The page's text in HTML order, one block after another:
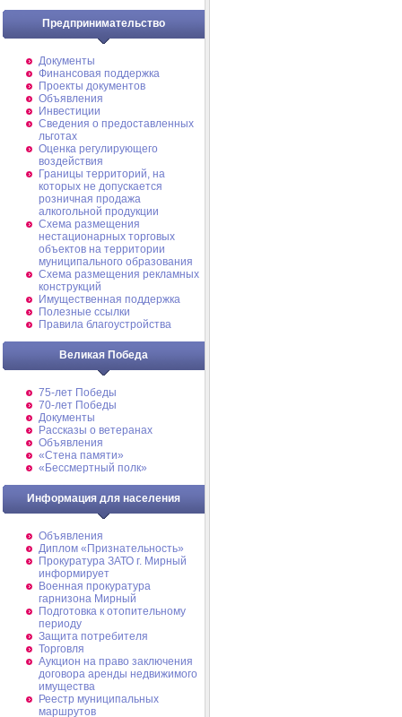
Предпринимательство
Документы
Финансовая поддержка
Проекты документов
Объявления
Инвестиции
Сведения о предоставленных
льготах
Оценка регулирующего
воздействия
Границы территорий, на
которых не допускается
розничная продажа
алкогольной продукции
Схема размещения
нестационарных торговых
объектов на территории
муниципального образования
Схема размещения рекламных
конструкций
Имущественная поддержка
Полезные ссылки
Правила благоустройства
Великая Победа
75-лет Победы
70-лет Победы
Документы
Рассказы о ветеранах
Объявления
«Стена памяти»
«Бессмертный полк»
Информация для населения
Объявления
Диплом «Признательность»
Прокуратура ЗАТО г. Мирный
информирует
Военная прокуратура
гарнизона Мирный
Подготовка к отопительному
периоду
Защита потребителя
Торговля
Аукцион на право заключения
договора аренды недвижимого
имущества
Реестр муниципальных
маршрутов